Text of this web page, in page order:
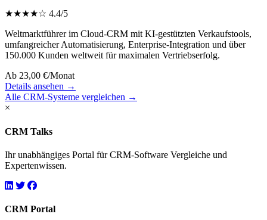
★★★★☆ 4.4/5
Weltmarktführer im Cloud-CRM mit KI-gestützten Verkaufstools,
umfangreicher Automatisierung, Enterprise-Integration und über
150.000 Kunden weltweit für maximalen Vertriebserfolg.
Ab 23,00 €/Monat
Details ansehen →
Alle CRM-Systeme vergleichen →
×
CRM Talks
Ihr unabhängiges Portal für CRM-Software Vergleiche und
Expertenwissen.
CRM Portal